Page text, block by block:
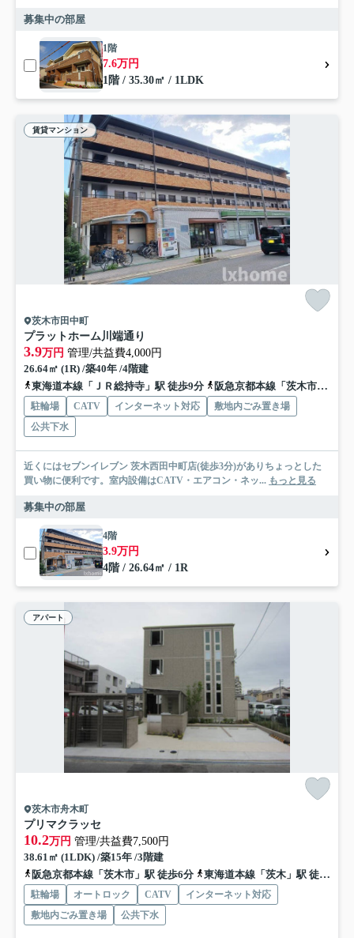
募集中の部屋
1階
7.6万円
1階 / 35.30㎡ / 1LDK
賃貸マンション
茨木市田中町
プラットホーム川端通り
3.9万円 管理/共益費4,000円
26.64㎡ (1R) /築40年 /4階建
東海道本線「ＪＲ総持寺」駅 徒歩9分
阪急京都本線「茨木市」駅 徒歩19分
駐輪場 CATV インターネット対応
敷地内ごみ置き場
公共下水
近くにはセブンイレブン 茨木西田中町店(徒歩3分)がありちょっとした
買い物に便利です。室内設備はCATV・エアコン・ネッ... もっと見る
募集中の部屋
4階
3.9万円
4階 / 26.64㎡ / 1R
アパート
茨木市舟木町
プリマクラッセ
10.2万円 管理/共益費7,500円
38.61㎡ (1LDK) /築15年 /3階建
阪急京都本線「茨木市」駅 徒歩6分
東海道本線「茨木」駅 徒歩17分
駐輪場 オートロック CATV
インターネット対応
敷地内ごみ置き場
公共下水